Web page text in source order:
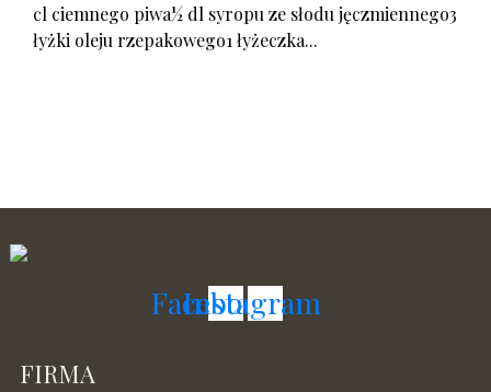
cl ciemnego piwa½ dl syropu ze słodu jęczmiennego3
łyżki oleju rzepakowego1 łyżeczka...
Facebook
Instagram
FIRMA